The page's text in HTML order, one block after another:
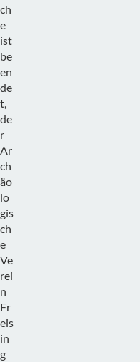
ch
e
ist
be
en
de
t,
de
r
Ar
ch
äo
lo
gis
ch
e
Ve
rei
n
Fr
eis
in
g